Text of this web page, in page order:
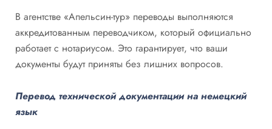
В агентстве «Апельсин-тур» переводы выполняются
аккредитованным переводчиком, который официально
работает с нотариусом. Это гарантирует, что ваши
документы будут приняты без лишних вопросов.
Перевод технической документации на немецкий
язык